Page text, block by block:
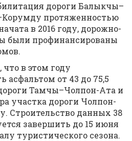
дороги Балыкчы–
протяженностью
в 2016 году, дорожно-
были профинансированы
в этом году
асфальтом от 43 до 75,5
Тамчы–Чолпон-Ата и
участка дороги Чолпон-
Строительство данных 38
завершить до 15 июня
туристического сезона.